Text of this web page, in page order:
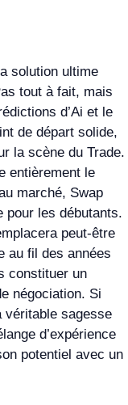
solution ultime
tout à fait, mais
d’Ai et le
de départ solide,
la scène du Trade.
entièrement le
marché, Swap
pour les débutants.
peut-être
au fil des années
constituer un
négociation. Si
véritable sagesse
d’expérience
potentiel avec un